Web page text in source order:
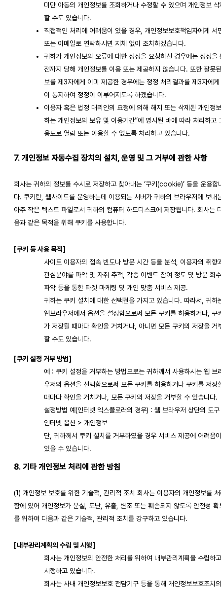
미만 아동의 개인정보를 조회하거나 수정할 수 있으며 개인정보
할 수도 있습니다.
직접적인 처리에 어려움이 있을 경우, 개인정보보호책임자에게 서
또는 이메일로 연락하시면 지체 없이 조치하겠습니다.
귀하가 개인정보의 오류에 대한 정정을 요청하신 경우에는 정정을
전까지 당해 개인정보를 이용 또는 제공하지 않습니다. 또한 잘못
보를 제3자에게 이미 제공한 경우에는 정정 처리결과를 제3자에
이 통지하여 정정이 이루어지도록 하겠습니다.
이용자 혹은 법정 대리인의 요청에 의해 해지 또는 삭제된 개인정
하는 개인정보의 보유 및 이용기간”에 명시된 바에 따라 처리하고
용도로 열람 또는 이용할 수 없도록 처리하고 있습니다.
7. 개인정보 자동수집 장치의 설치, 운영 및 그 거부에 관한 사항
회사는 귀하의 정보를 수시로 저장하고 찾아내는 ‘쿠키(cookie)’ 등을 운용합
다. 쿠키란, 웹사이트를 운영하는데 이용되는 서버가 귀하의 브라우저에 보내
아주 작은 텍스트 파일로서 귀하의 컴퓨터 하드디스크에 저장됩니다. 회사는
음과 같은 목적을 위해 쿠키를 사용합니다.
[쿠키 등 사용 목적]
사이트 이용자의 접속 빈도나 방문 시간 등을 분석, 이용자의 취향
관심분야를 파악 및 자취 추적, 각종 이벤트 참여 정도 및 방문 회수
파악 등을 통한 타겟 마케팅 및 개인 맞춤 서비스 제공.
귀하는 쿠키 설치에 대한 선택권을 가지고 있습니다. 따라서, 귀하
웹브라우저에서 옵션을 설정함으로써 모든 쿠키를 허용하거나, 쿠
가 저장될 때마다 확인을 거치거나, 아니면 모든 쿠키의 저장을 거
할 수도 있습니다.
[쿠키 설정 거부 방법]
예 : 쿠키 설정을 거부하는 방법으로는 귀하께서 사용하시는 웹 브
우저의 옵션을 선택함으로써 모든 쿠키를 허용하거나 쿠키를 저장
때마다 확인을 거치거나, 모든 쿠키의 저장을 거부할 수 있습니다.
설정방법 예(인터넷 익스플로러의 경우) : 웹 브라우저 상단의 도
인터넷 옵션 > 개인정보
단, 귀하께서 쿠키 설치를 거부하였을 경우 서비스 제공에 어려움이
있을 수 있습니다.
8. 기타 개인정보 처리에 관한 방침
(1) 개인정보 보호를 위한 기술적, 관리적 조치 회사는 이용자의 개인정보를
함에 있어 개인정보가 분실, 도난, 유출, 변조 또는 훼손되지 않도록 안전성 확
를 위하여 다음과 같은 기술적, 관리적 조치를 강구하고 있습니다.
[내부관리계획의 수립 및 시행]
회사는 개인정보의 안전한 처리를 위하여 내부관리계획을 수립하고
시행하고 있습니다.
회사는 사내 개인정보보호 전담기구 등을 통해 개인정보보호조치의